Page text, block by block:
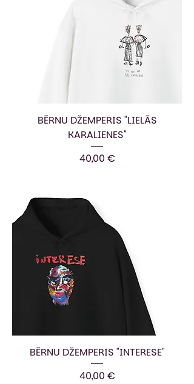
BĒRNU DŽEMPERIS "LIELĀS
KARALIENES"
Cena
40,00 €
BĒRNU DŽEMPERIS "INTERESE"
Cena
40,00 €